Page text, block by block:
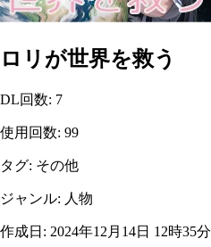
ロリが世界を救う
DL回数: 7
使用回数: 99
タグ: その他
ジャンル: 人物
作成日 : 2024年12月14日 12時35分